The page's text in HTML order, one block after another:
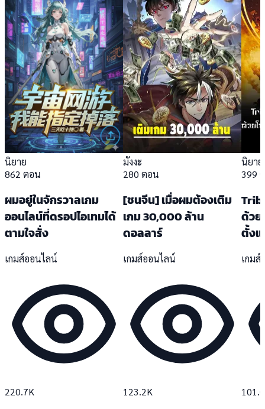
นิยาย
862 ตอน
ผมอยู่ในจักรวาลเกม
ออนไลน์ที่ดรอปไอเทมได้
ตามใจสั่ง
เกมส์ออนไลน์
220.7K
มังงะ
280 ตอน
[ชนจีน] เมื่อผมต้องเติม
เกม 30,000 ล้าน
ดอลลาร์
เกมส์ออนไลน์
123.2K
นิยาย
399
ด้วย
ตั้งแ
เกม